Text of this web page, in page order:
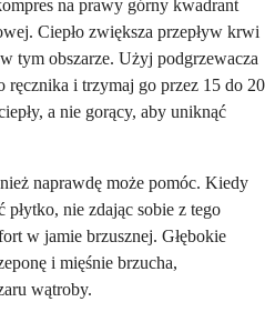
na prawy górny kwadrant
Ciepło zwiększa przepływ krwi
tym obszarze. Użyj podgrzewacza
ręcznika i trzymaj go przez 15 do 20
a nie gorący, aby uniknąć
naprawdę może pomóc. Kiedy
nie zdając sobie z tego
w jamie brzusznej. Głębokie
i mięśnie brzucha,
wątroby.